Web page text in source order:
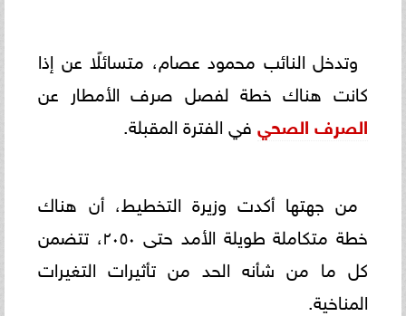
وتدخل النائب محمود عصام، متسائلًا عن إذا
كانت هناك خطة لفصل صرف الأمطار عن
الصرف الصحي في الفترة المقبلة.
من جهتها أكدت وزيرة التخطيط، أن هناك
خطة متكاملة طويلة الأمد حتى ٢٠٥٠، تتضمن
كل ما من شأنه الحد من تأثيرات التغيرات
المناخية.